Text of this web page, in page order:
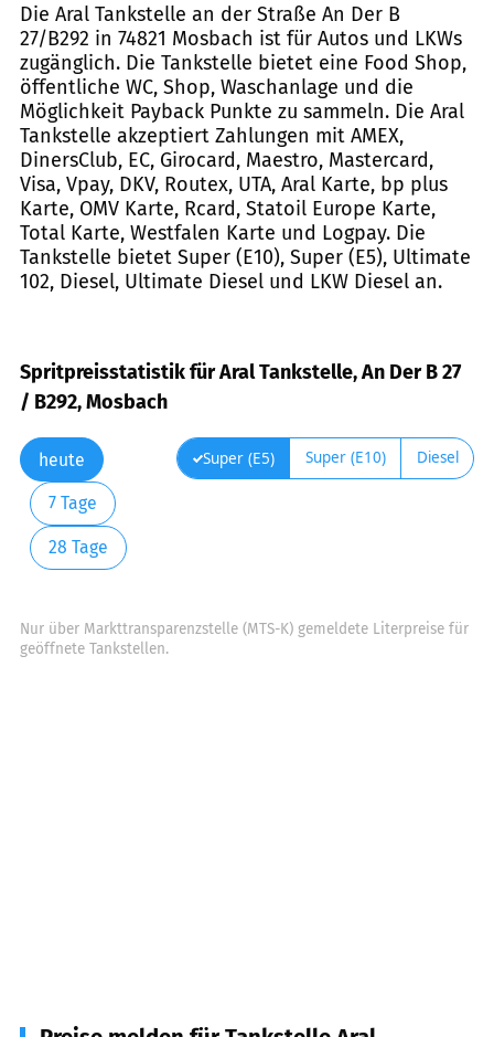
Die Aral Tankstelle an der Straße An Der B
27/B292 in 74821 Mosbach ist für Autos und LKWs
zugänglich. Die Tankstelle bietet eine Food Shop,
öffentliche WC, Shop, Waschanlage und die
Möglichkeit Payback Punkte zu sammeln. Die Aral
Tankstelle akzeptiert Zahlungen mit AMEX,
DinersClub, EC, Girocard, Maestro, Mastercard,
Visa, Vpay, DKV, Routex, UTA, Aral Karte, bp plus
Karte, OMV Karte, Rcard, Statoil Europe Karte,
Total Karte, Westfalen Karte und Logpay. Die
Tankstelle bietet Super (E10), Super (E5), Ultimate
102, Diesel, Ultimate Diesel und LKW Diesel an.
Spritpreisstatistik für Aral Tankstelle, An Der B 27
/ B292, Mosbach
heute
7 Tage
28 Tage
Super (E5) Super (E10) Diesel
Nur über Markttransparenzstelle (MTS-K) gemeldete Literpreise für
geöffnete Tankstellen.